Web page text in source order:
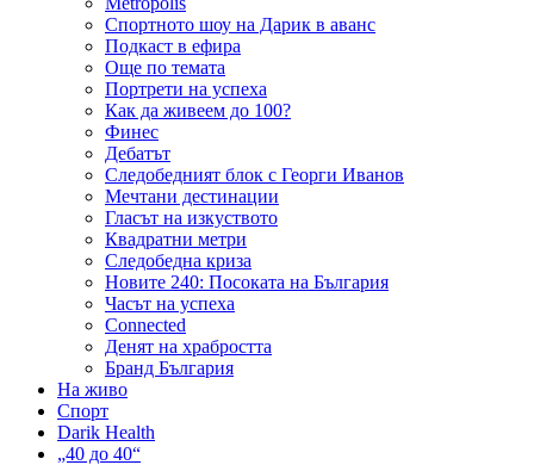
Спортното шоу на Дарик в аванс
Подкаст в ефира
Още по темата
Портрети на успеха
Как да живеем до 100?
Финес
Дебатът
Следобедният блок с Георги Иванов
Мечтани дестинации
Гласът на изкуството
Квадратни метри
Следобедна криза
Новите 240: Посоката на България
Часът на успеха
Connected
Денят на храбростта
Бранд България
На живо
Спорт
Darik Health
„40 до 40“